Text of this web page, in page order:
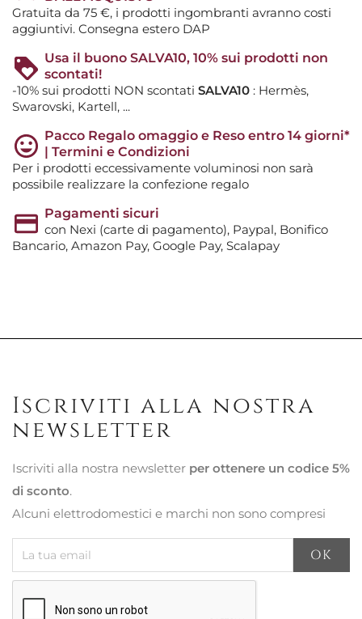
Gratuita da 75 €, i prodotti ingombranti avranno costi
aggiuntivi. Consegna estero DAP
Usa il buono SALVA10, 10% sui prodotti non
scontati!
-10% sui prodotti NON scontati SALVA10 : Hermès,
Swarovski, Kartell, ...
Pacco Regalo omaggio e Reso entro 14 giorni*
| Termini e Condizioni
Per i prodotti eccessivamente voluminosi non sarà
possibile realizzare la confezione regalo
Pagamenti sicuri
con Nexi (carte di pagamento), Paypal, Bonifico
Bancario, Amazon Pay, Google Pay, Scalapay
Iscriviti alla nostra
newsletter
Iscriviti alla nostra newsletter per ottenere un codice 5%
di sconto.
Alcuni elettrodomestici e marchi non sono compresi